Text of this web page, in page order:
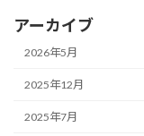
アーカイブ
2026年5月
2025年12月
2025年7月